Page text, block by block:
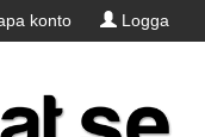
konto Logga